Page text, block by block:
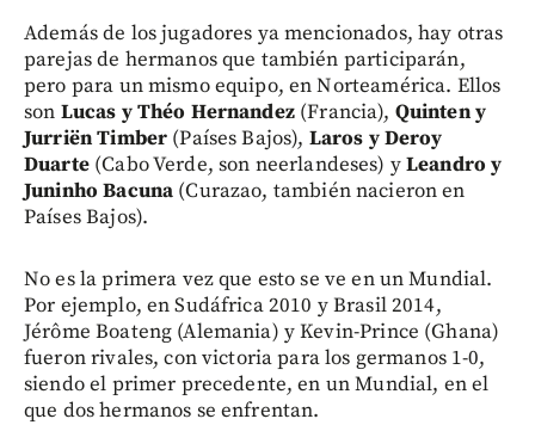
Además de los jugadores ya mencionados, hay otras
parejas de hermanos que también participarán,
pero para un mismo equipo, en Norteamérica. Ellos
son Lucas y Théo Hernandez(Francia), Quinten y
Jurriën Timber (Países Bajos), Laros y Deroy
Duarte(Cabo Verde, son neerlandeses) yLeandro y
Juninho Bacuna (Curazao, también nacieron en
Países Bajos).
No es la primera vez que esto se ve en un Mundial.
Por ejemplo, en Sudáfrica 2010 y Brasil 2014,
Jérôme Boateng (Alemania) y Kevin-Prince (Ghana)
fueron rivales, con victoria para los germanos 1-0,
siendo el primer precedente, en un Mundial, en el
que dos hermanos se enfrentan.